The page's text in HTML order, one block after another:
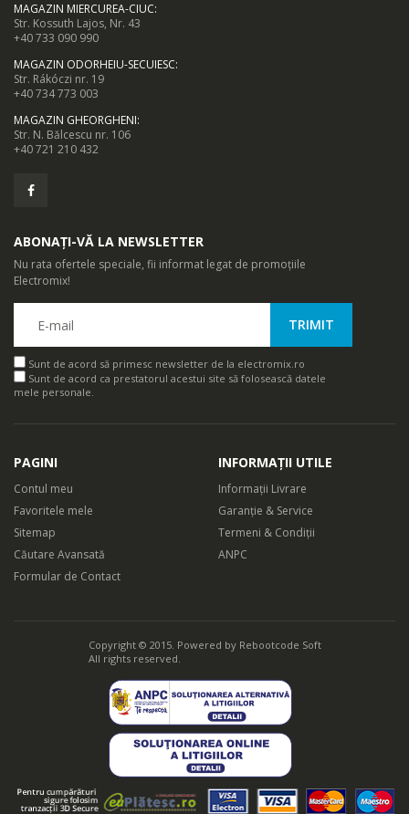
MAGAZIN MIERCUREA-CIUC:
Str. Kossuth Lajos, Nr. 43
+40 733 090 990
MAGAZIN ODORHEIU-SECUIESC:
Str. Rákóczi nr. 19
+40 734 773 003
MAGAZIN GHEORGHENI:
Str. N. Bălcescu nr. 106
+40 721 210 432
ABONAȚI-VĂ LA NEWSLETTER
Nu rata ofertele speciale, fii informat legat de promoțiile
Electromix!
Sunt de acord să primesc newsletter de la electromix.ro
Sunt de acord ca prestatorul acestui site să folosească datele
mele personale.
PAGINI
Contul meu
Favoritele mele
Sitemap
Căutare Avansată
Formular de Contact
INFORMAȚII UTILE
Informații Livrare
Garanție & Service
Termeni & Condiții
ANPC
Copyright © 2015. Powered by Rebootcode Soft
All rights reserved.